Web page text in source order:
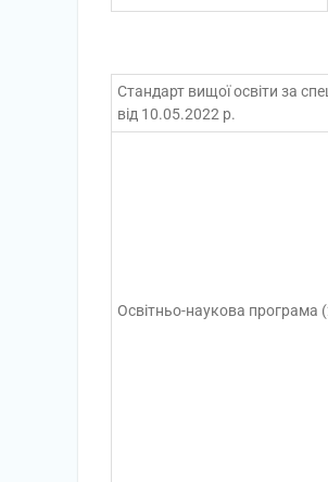
Стандарт вищої освіти за
від 10.05.2022 р.
Освітньо-наукова програма